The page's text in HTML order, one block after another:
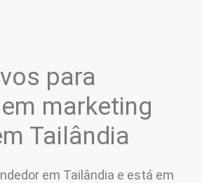
para
marketing
Tailândia
em Tailândia e está em